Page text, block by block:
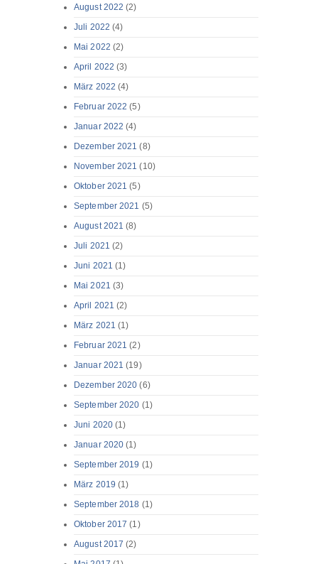
August 2022 (2)
Juli 2022 (4)
Mai 2022 (2)
April 2022 (3)
März 2022 (4)
Februar 2022 (5)
Januar 2022 (4)
Dezember 2021 (8)
November 2021 (10)
Oktober 2021 (5)
September 2021 (5)
August 2021 (8)
Juli 2021 (2)
Juni 2021 (1)
Mai 2021 (3)
April 2021 (2)
März 2021 (1)
Februar 2021 (2)
Januar 2021 (19)
Dezember 2020 (6)
September 2020 (1)
Juni 2020(1)
Januar 2020 (1)
September 2019 (1)
März 2019 (1)
September 2018 (1)
Oktober 2017 (1)
August 2017 (2)